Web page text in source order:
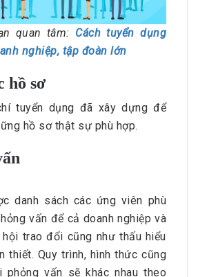
quan tâm: Cách tuyển dụng
nghiệp, tập đoàn lớn
hồ sơ
tuyển dụng đã xây dựng để
hồ sơ thật sự phù hợp.
danh sách các ứng viên phù
vấn để cả doanh nghiệp và
trao đổi cũng như thấu hiểu
thiết. Quy trình, hình thức cũng
phỏng vấn sẽ khác nhau theo